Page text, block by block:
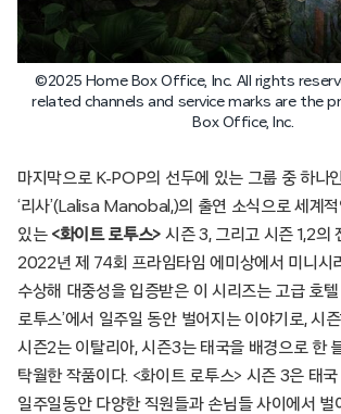
©2025 Home Box Office, Inc. All rights
related channels and service marks are the
Box Office, Inc.
마지막으로 K-POP의 선두에 있는 그룹 중 하나
‘리사’(Lalisa Manobal,)의 출연 소식으로 세계
있는<화이트 로투스> 시즌 3, 그리고 시즌 1,2의
2022년 제 74회 프라임타임 에미상에서 미니시
수상해 대중성을 입증받은 이 시리즈는 고급 호텔
로투스’에서 일주일 동안 벌어지는 이야기로, 시
시즌2는 이탈리아, 시즌3는 태국을 배경으로 한
탁월한 작품이다. <화이트 로투스> 시즌 3은 태국
일주일동안 다양한 직원들과 손님들 사이에서 벌